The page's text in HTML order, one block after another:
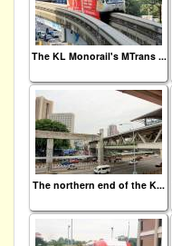
The KL Monorail's MTrans ...
The northern end of the K...